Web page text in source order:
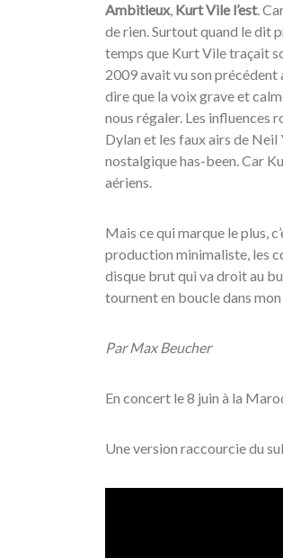
Ambitieux, Kurt Vile l’est.
de rien. Surtout quand le dit
temps que Kurt Vile traçait
2009 avait vu son précédent
dire que la voix grave et
nous régaler. Les influences
Dylan et les faux airs de
nostalgique has-been. Car
aériens.
Mais ce qui marque le plus,
production minimaliste, les
disque brut qui va droit au
tournent en boucle dans
Par Max Beucher
En concert le 8 juin à la
Une version raccourcie du